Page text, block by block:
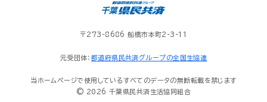
〒273-8686 船橋市本町2-3-11
元受団体： 都道府県民共済グループの全国生協連
当ホームページで使用しているすべてのデータの無断転載を禁じます
© 2026 千葉県民共済生活協同組合